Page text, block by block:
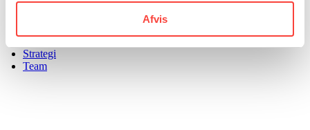
Afvis
PR
Strategi
Team